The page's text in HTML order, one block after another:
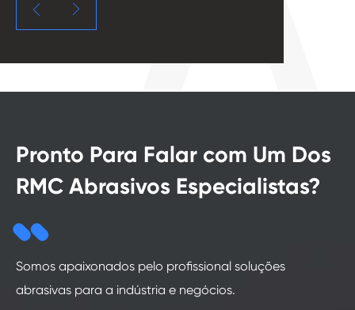

Pronto Para Falar com Um Dos
RMC Abrasivos Especialistas?
Somos apaixonados pelo profissional soluções
abrasivas para a indústria e negócios.